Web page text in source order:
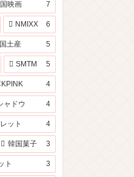
映画 7
NMIXX 6
土産 5
SMTM 5
4
ャドウ 4
ット 4
韓国菓子 3
ト 3